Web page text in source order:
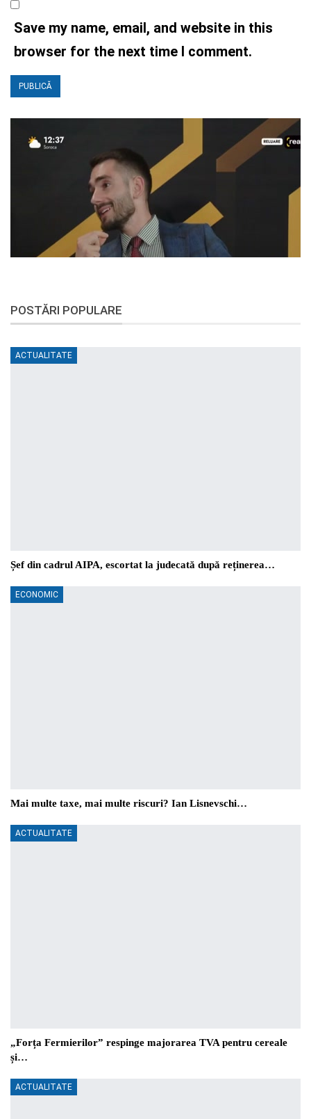
Save my name, email, and website in this
browser for the next time I comment.
POSTĂRI POPULARE
ACTUALITATE
Șef din cadrul AIPA, escortat la judecată după reținerea…
ECONOMIC
Mai multe taxe, mai multe riscuri? Ian Lisnevschi…
ACTUALITATE
„Forța Fermierilor” respinge majorarea TVA pentru cereale
și…
ACTUALITATE